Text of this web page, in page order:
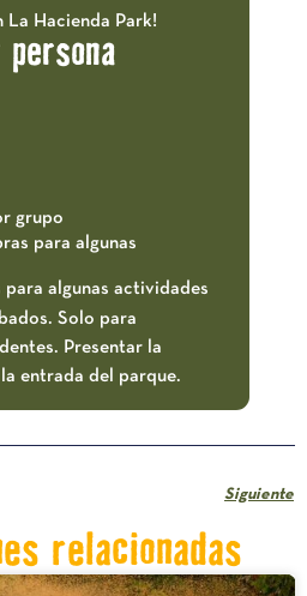
La Hacienda Park!
persona
grupo
para algunas
para algunas actividades
Solo para
Presentar la
entrada del parque.
Siguiente
relacionadas